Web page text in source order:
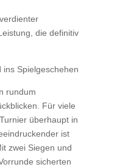
die definitiv
ins Spielgeschehen
rundum
Für viele
überhaupt in
ist
zwei Siegen und
sicherten